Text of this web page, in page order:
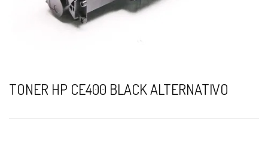
TONER HP CE400 BLACK ALTERNATIVO